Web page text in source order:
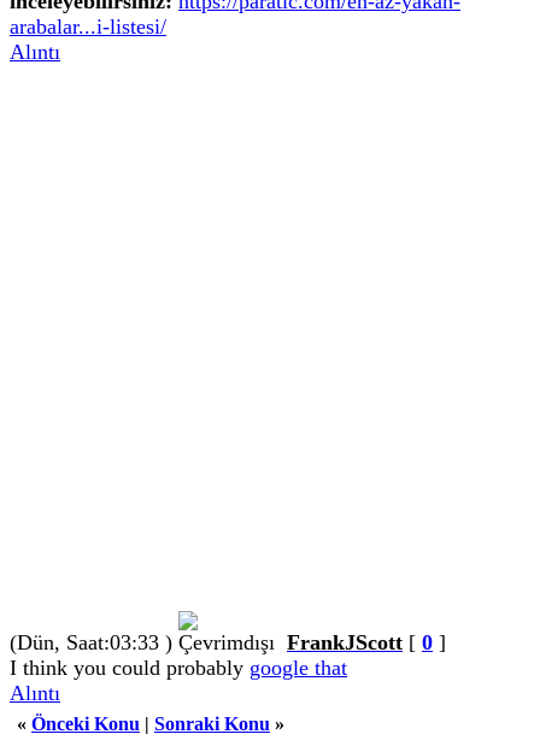
arabalar...i-listesi/
Alıntı
(Dün, Saat:03:33 ) FrankJScott [ 0 ]
I think you could probably google that
Alıntı
« Önceki Konu | Sonraki Konu »